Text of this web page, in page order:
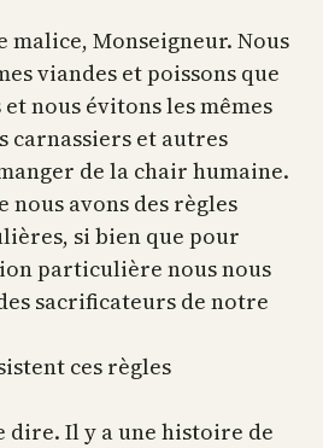
malice, Monseigneur. Nous
viandes et poissons que
nous évitons les mêmes
carnassiers et autres
de la chair humaine.
nous avons des règles
si bien que pour
particulière nous nous
sacrificateurs de notre
ces règles
dire. Il y a une histoire de